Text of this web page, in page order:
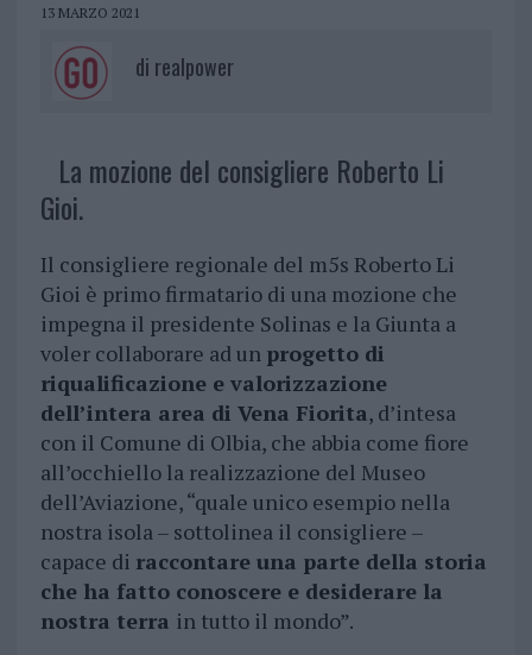
13 MARZO 2021
di realpower
La mozione del consigliere Roberto Li
Gioi.
Il consigliere regionale del m5s Roberto Li
Gioi è primo firmatario di una mozione che
impegna il presidente Solinas e la Giunta a
voler collaborare ad un progetto di
riqualificazione e valorizzazione
dell’intera area di Vena Fiorita, d’intesa
con il Comune di Olbia, che abbia come fiore
all’occhiello la realizzazione del Museo
dell’Aviazione, “quale unico esempio nella
nostra isola – sottolinea il consigliere –
capace di raccontare una parte della storia
che ha fatto conoscere e desiderare la
nostra terra in tutto il mondo”.